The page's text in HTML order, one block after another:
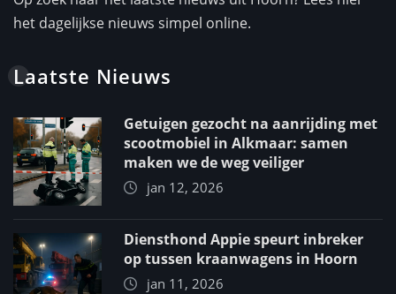
het dagelijkse nieuws simpel online.
Laatste Nieuws
Getuigen gezocht na aanrijding met
scootmobiel in Alkmaar: samen
maken we de weg veiliger
jan 12, 2026
Diensthond Appie speurt inbreker
op tussen kraanwagens in Hoorn
jan 11, 2026